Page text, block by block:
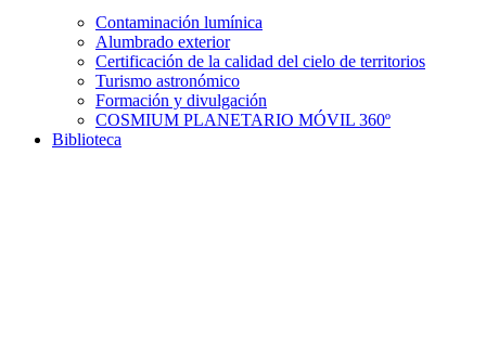
Contaminación lumínica
Alumbrado exterior
Certificación de la calidad del cielo de territorios
Turismo astronómico
Formación y divulgación
COSMIUM PLANETARIO MÓVIL 360º
Biblioteca